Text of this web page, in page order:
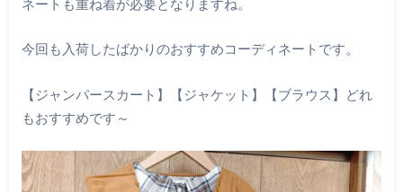
今回も入荷したばかりのおすすめコーディネートです。
【ジャンパースカート】【ジャケット】【ブラウス】どれ
もおすすめです～